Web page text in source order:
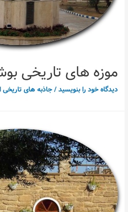
موزه های تاریخی
دیدگاه‌ خود را بنویسید/جاذبه های تاریخی